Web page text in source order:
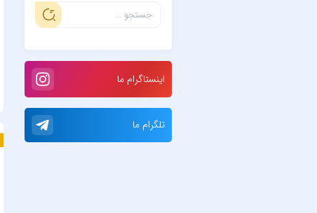
اینستاگرام ما
تلگرام ما